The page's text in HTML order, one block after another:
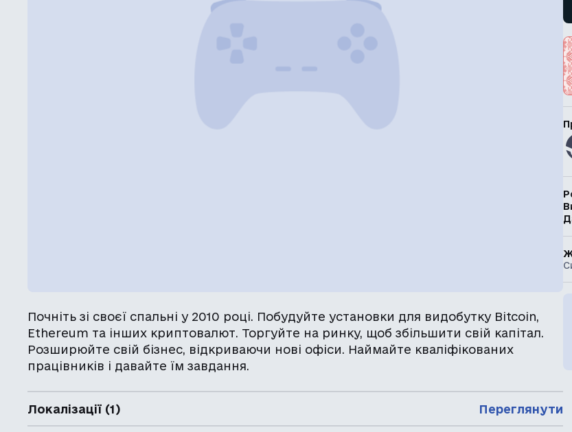
Почніть зі своєї спальні у 2010 році. Побудуйте установки для видобутку Bitcoin,
Ethereum та інших криптовалют. Торгуйте на ринку, щоб збільшити свій капітал.
Розширюйте свій бізнес, відкриваючи нові офіси. Наймайте кваліфікованих
працівників і давайте їм завдання.
Локалізації (1) Переглянути